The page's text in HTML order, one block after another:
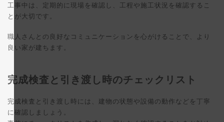
工事中は、定期的に現場を確認し、工程や施工状況を確認するこ
とが大切です。
職人さんとの良好なコミュニケーションを心がけることで、より
良い家が建ちます。
完成検査と引き渡し時のチェックリスト
完成検査と引き渡し時には、建物の状態や設備の動作などを丁寧
に確認しましょう。